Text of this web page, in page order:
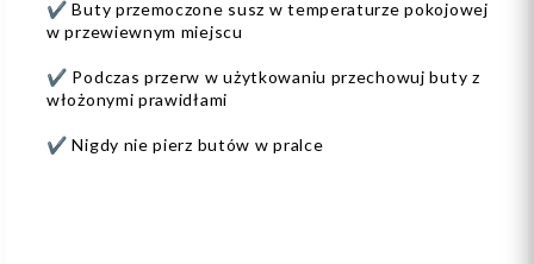
✔️ Buty przemoczone susz w temperaturze pokojowej
w przewiewnym miejscu
✔️ Podczas przerw w użytkowaniu przechowuj buty z
włożonymi prawidłami
✔️ Nigdy nie pierz butów w pralce